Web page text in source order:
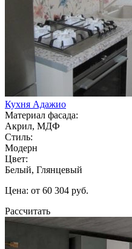
Кухня Адажио
Материал фасада:
Акрил, МДФ
Стиль:
Модерн
Цвет:
Белый, Глянцевый
Цена: от 60 304 руб.
Рассчитать